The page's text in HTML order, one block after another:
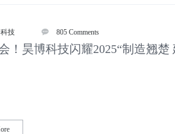
技 805 Comments
！昊博科技闪耀2025“制造翘